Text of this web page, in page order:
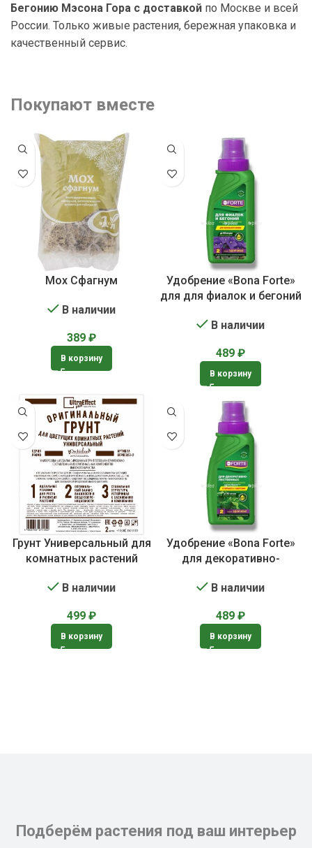
Бегонию Мэсона Гора с доставкой по Москве и всей
России. Только живые растения, бережная упаковка и
качественный сервис.
Покупают вместе
Мох Сфагнум
В наличии
389 ₽
В корзину
Удобрение «Bona Forte»
для для фиалок и бегоний
В наличии
489 ₽
В корзину
Грунт Универсальный для
комнатных растений
В наличии
499 ₽
В корзину
Удобрение «Bona Forte»
для декоративно-
В наличии
489 ₽
В корзину
Подберём растения под ваш интерьер